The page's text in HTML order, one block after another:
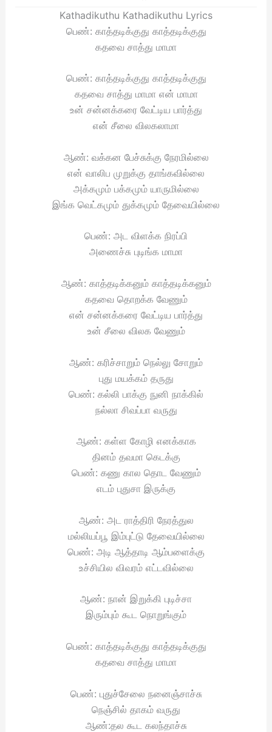
Kathadikuthu Kathadikuthu Lyrics
பெண்: காத்தடிக்குது காத்தடிக்குது
கதவை சாத்து மாமா
பெண்: காத்தடிக்குது காத்தடிக்குது
கதவை சாத்து மாமா என் மாமா
உன் சன்னக்கரை வேட்டிய பார்த்து
என் சீலை விலகலாமா
ஆண்: வக்கன பேச்சுக்கு நேரமில்லை
என் வாலிப முறுக்கு தாங்கவில்லை
அக்கமும் பக்கமும் யாருமில்லை
இங்க வெட்கமும் துக்கமும் தேவையில்லை
பெண்: அட விளக்க நிரப்பி
அணைச்சு புடிங்க மாமா
ஆண்: காத்தடிக்கனும் காத்தடிக்கனும்
கதவை தொறக்க வேணும்
என் சன்னக்கரை வேட்டிய பார்த்து
உன் சீலை விலக வேணும்
ஆண்: கரிச்சாறும் நெல்லு சோறும்
புது மயக்கம் தருது
பெண்: கல்லி பாக்கு நுனி நாக்கில்
நல்லா சிவப்பா வருது
ஆண்: கள்ள கோழி எனக்காக
தினம் தவமா கெடக்கு
பெண்: கணு கால தொட வேணும்
எடம் புதுசா இருக்கு
ஆண்: அட ராத்திரி நேரத்துல
மல்லியப்பூ இம்புட்டு தேவையில்லை
பெண்: அடி ஆத்தாடி ஆம்பளைக்கு
உச்சியில விவரம் எட்டவில்லை
ஆண்: நான் இறுக்கி புடிச்சா
இரும்பும் கூட நொறுங்கும்
பெண்: காத்தடிக்குது காத்தடிக்குது
கதவை சாத்து மாமா
பெண்: புதுச்சேலை நனைஞ்சாச்சு
நெஞ்சில் தாகம் வருது
ஆண்:தல கூட கலந்தாச்சு